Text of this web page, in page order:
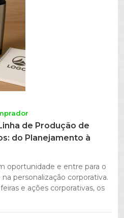
de Produção de
do Planejamento à
oportunidade e entre para o
personalização corporativa.
e ações corporativas, os